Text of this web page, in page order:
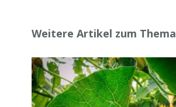
Weitere Artikel zum Thema